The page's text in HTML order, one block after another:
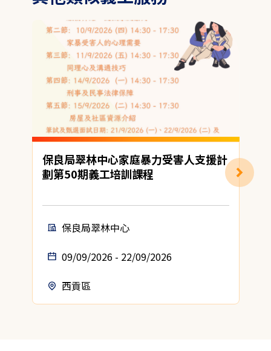
保良局翠林中心家庭暴力受害人支援計
劃第50期義工培訓課程
保良局翠林中心
09/09/2026 - 22/09/2026
西貢區